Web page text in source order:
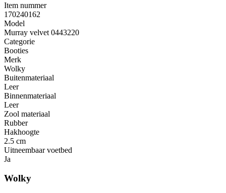
Item nummer
170240162
Model
Murray velvet 0443220
Categorie
Booties
Merk
Wolky
Buitenmateriaal
Leer
Binnenmateriaal
Leer
Zool materiaal
Rubber
Hakhoogte
2.5 cm
Uitneembaar voetbed
Ja
Wolky